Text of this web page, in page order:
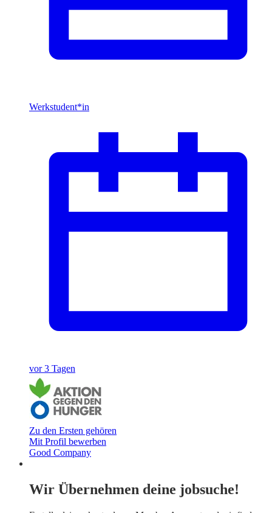
Werkstudent*in
vor 3 Tagen
Zu den Ersten gehören
Mit Profil bewerben
Good Company
Wir Übernehmen deine jobsuche!